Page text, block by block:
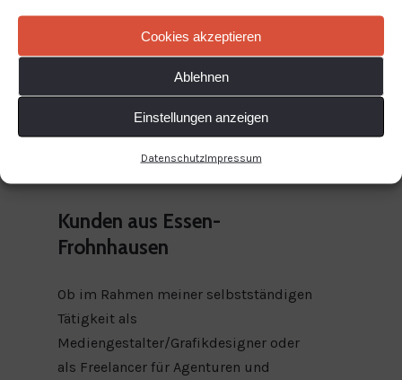
Cookies akzeptieren
Ablehnen
Einstellungen anzeigen
DatenschutzImpressum
Kunden aus Essen-
Frohnhausen
Ob im Rahmen meiner selbstständigen
Tätigkeit als
Mediengestalter/Grafikdesigner oder
als Freelancer für Agenturen und